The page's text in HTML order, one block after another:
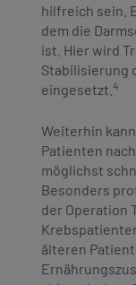
hilfreich sein.
dem die
ist. Hier wird
Stabilisierung
eingesetzt. 4
Weiterhin
Patienten
möglichst
Besonders
der Operation
älteren